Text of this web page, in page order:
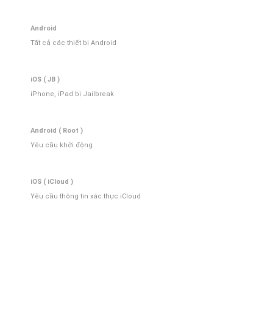
Android
Tất cả các thiết bị Android
iOS ( JB )
iPhone, iPad bị Jailbreak
Android ( Root )
Yêu cầu khởi động
iOS ( iCloud )
Yêu cầu thông tin xác thực iCloud